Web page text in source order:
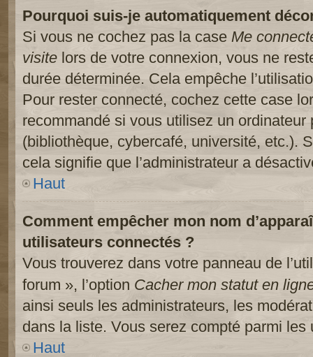
Pourquoi suis-je automatiquement
Si vous ne cochez pas la case Me
visite lors de votre connexion, vous ne
durée déterminée. Cela empêche
Pour rester connecté, cochez cette case
recommandé si vous utilisez un
(bibliothèque, cybercafé, université, etc.).
cela signifie que l’administrateur a
Haut
Comment empêcher mon nom
utilisateurs connectés ?
Vous trouverez dans votre panneau de
forum », l’option Cacher mon statut en
ainsi seuls les administrateurs, les
dans la liste. Vous serez compté parmi
Haut